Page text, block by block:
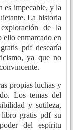
es impecable, y la
La historia
de la
ello enmarcado en
pdf desearía
ya que no
propias luchas y
Los temas del
y sutileza,
gratis pdf su
del espíritu